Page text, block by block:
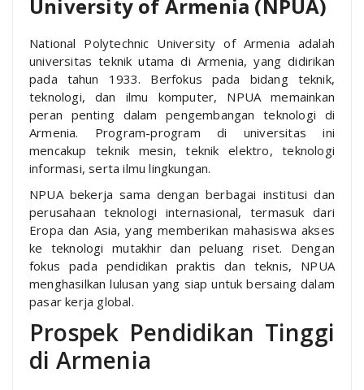
University of Armenia (NPUA)
National Polytechnic University of Armenia adalah
universitas teknik utama di Armenia, yang didirikan
pada tahun 1933. Berfokus pada bidang teknik,
teknologi, dan ilmu komputer, NPUA memainkan
peran penting dalam pengembangan teknologi di
Armenia. Program-program di universitas ini
mencakup teknik mesin, teknik elektro, teknologi
informasi, serta ilmu lingkungan.
NPUA bekerja sama dengan berbagai institusi dan
perusahaan teknologi internasional, termasuk dari
Eropa dan Asia, yang memberikan mahasiswa akses
ke teknologi mutakhir dan peluang riset. Dengan
fokus pada pendidikan praktis dan teknis, NPUA
menghasilkan lulusan yang siap untuk bersaing dalam
pasar kerja global.
Prospek Pendidikan Tinggi
di Armenia